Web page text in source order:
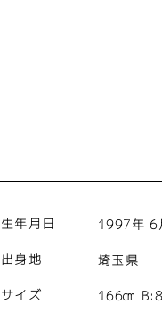
生年月日
出身地
サイズ
1997年 6
埼玉県
166㎝